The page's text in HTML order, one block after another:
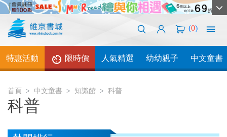
(0)
特惠活動 限時價 人氣精選 幼幼親子 中文童書
首頁 中文童書 知識館 科普
科普